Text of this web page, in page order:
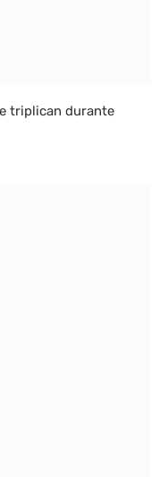
triplican durante